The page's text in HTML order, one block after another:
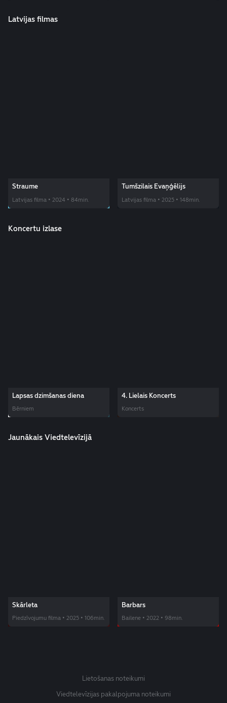
Latvijas filmas
Straume
Latvijas filma • 2024 • 84min.
Tumšzilais Evaņģēlijs
Latvijas filma • 2025 • 148min.
Koncertu izlase
Lapsas dzimšanas diena
Bērniem
4. Lielais Koncerts
Koncerts
Jaunākais Viedtelevīzijā
Skārleta
Piedzīvojumu filma • 2025 • 106min.
Barbars
Bailene • 2022 • 98min.
Lietošanas noteikumi
Viedtelevīzijas pakalpojuma noteikumi